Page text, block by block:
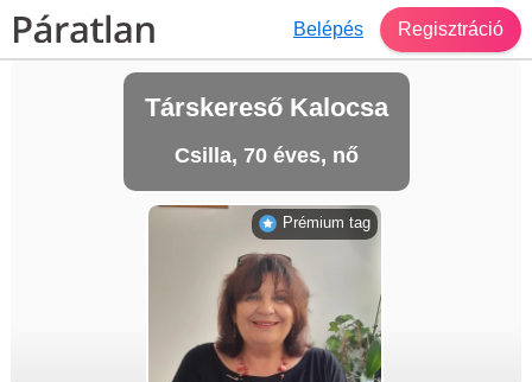
Belépés Regisztráció
Társkereső Kalocsa
Csilla, 70 éves, nő
Prémium tag